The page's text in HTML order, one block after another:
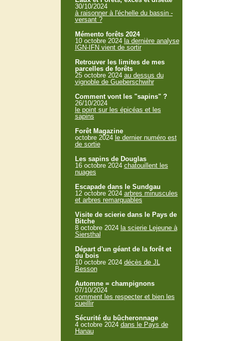
30/10/2024
à raisonner à l'échelle du bassin -
versant ?
Mémento forêts 2024
10 octobre 2024 la dernière analyse
IGN-IFN vient de sortir
Retrouver les limites de mes
parcelles de forêts
25 octobre 2024 au dessus du
vignoble de Gueberschwihr
Comment vont les "sapins" ?
26/10/2024
le point sur les épicéas et les
sapins
Forêt Magazine
octobre 2024 le dernier numéro est
de sortie
Les sapins de Douglas
16 octobre 2024 chatouillent les
nuages
Escapade dans le Sundgau
12 octobre 2024 arbres minuscules
et arbres remarquables
Visite de scierie dans le Pays de
Bitche
8 octobre 2024 la scierie Lejeune à
Siersthal
Départ d'un géant de la forêt et
du bois
10 octobre 2024 décès de JL
Besson
Automne = champignons
07/10/2024
comment les respecter et bien les
cueillir
Sécurité du bûcheronnage
4 octobre 2024 dans le Pays de
Hanau